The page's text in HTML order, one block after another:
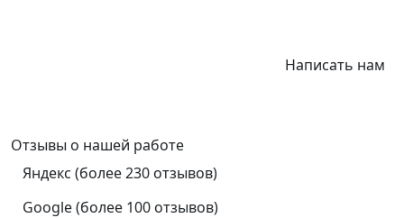
Написать нам
Отзывы о нашей работе
Яндекс (более 230 отзывов)
Google (более 100 отзывов)